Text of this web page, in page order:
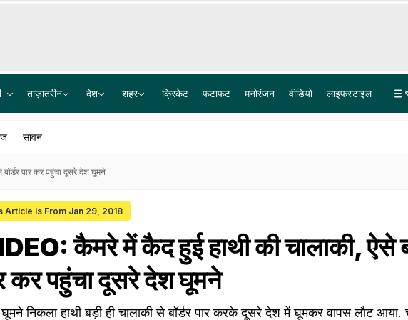
ताज़ातरीन देश शहर क्रिकेट फटाफट मनोरंजन वीडियो लाइफस्टाइल
सावन
पार कर पहुंचा दूसरे देश घूमने
Article is From Jan 29, 2018
कैमरे में कैद हुई हाथी की चालाकी, ऐसे
कर पहुंचा दूसरे देश घूमने
निकला हाथी बड़ी ही चालाकी से बॉर्डर पार करके दूसरे देश में घूमकर वापस लौट आया.